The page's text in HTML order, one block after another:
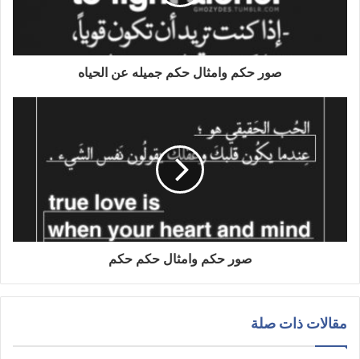
صور حكم وامثال حكم جميله عن الحياه
صور حكم وامثال حكم حكم
مقالات ذات صلة